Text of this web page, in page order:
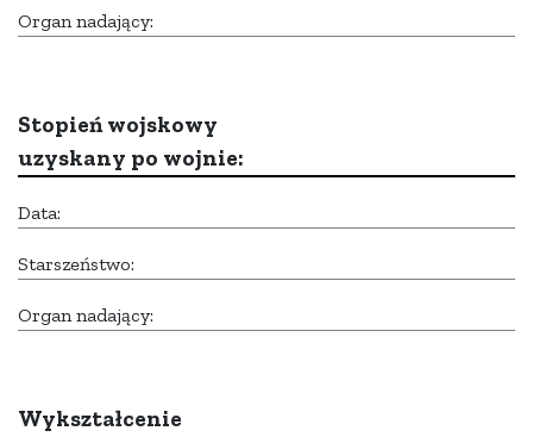
Organ nadający:
Stopień wojskowy
uzyskany po wojnie:
Data:
Starszeństwo:
Organ nadający:
Wykształcenie